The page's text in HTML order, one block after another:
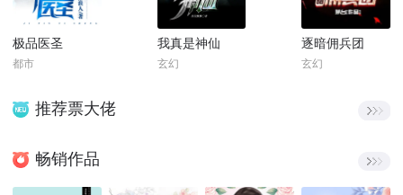
极品医圣
都市
我真是神仙
玄幻
逐暗佣兵团
玄幻
推荐票大佬
畅销作品